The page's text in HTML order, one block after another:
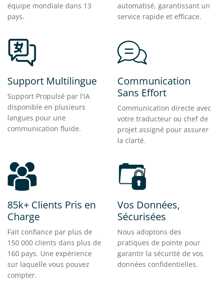
équipe mondiale dans 13
pays.
automatisé, garantissant un
service rapide et efficace.
Support Multilingue
Support Propulsé par l'IA
disponible en plusieurs
langues pour une
communication fluide.
Communication
Sans Effort
Communication directe avec
votre traducteur ou chef de
projet assigné pour assurer
la clarté.
85k+ Clients Pris en
Charge
Fait confiance par plus de
150 000 clients dans plus de
160 pays. Une expérience
sur laquelle vous pouvez
compter.
Vos Données,
Sécurisées
Nous adoptons des
pratiques de pointe pour
garantir la sécurité de vos
données confidentielles.